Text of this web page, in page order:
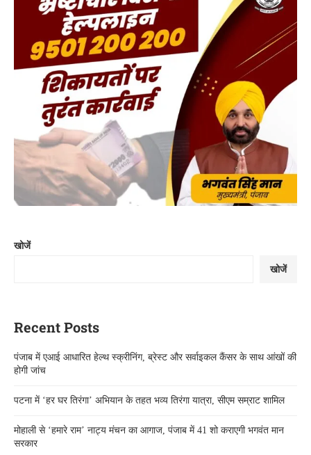
खोजें
खोजें
Recent Posts
पंजाब में एआई आधारित हेल्थ स्क्रीनिंग, ब्रेस्ट और सर्वाइकल कैंसर के साथ आंखों की
होगी जांच
पटना में ‘हर घर तिरंगा’ अभियान के तहत भव्य तिरंगा यात्रा, सीएम सम्राट शामिल
मोहाली से ‘हमारे राम’ नाट्य मंचन का आगाज, पंजाब में 41 शो कराएगी भगवंत मान
सरकार